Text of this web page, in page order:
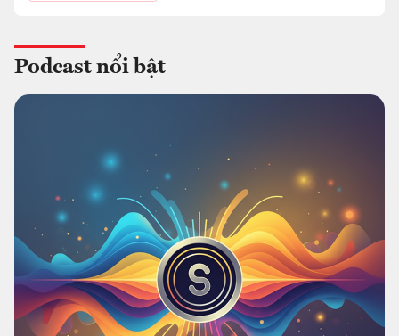
Podcast nổi bật